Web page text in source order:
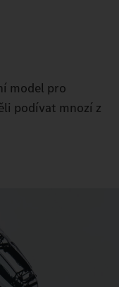
model pro
podívat mnozí z